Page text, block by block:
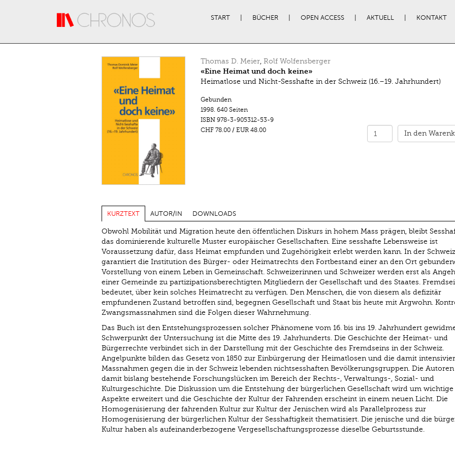
START BÜCHER OPEN ACCESS AKTUELL KONTAKT
Thomas D. Meier, Rolf Wolfensberger
«Eine Heimat und doch keine»
Heimatlose und Nicht-Sesshafte in der Schweiz (16.–19. Jahrhundert)
Gebunden
1998. 640 Seiten
ISBN 978-3-905312-53-9
CHF 78.00/ EUR 48.00 In den
KURZTEXT AUTOR/IN DOWNLOADS
Obwohl Mobilität und Migration heute den öffentlichen Diskurs in hohem Mass prägen, bleibt
das dominierende kulturelle Muster europäischer Gesellschaften. Eine sesshafte Lebensweise ist
Voraussetzung dafür, dass Heimat empfunden und Zugehörigkeit erlebt werden kann. In der Schweiz
garantiert die Institution des Bürger- oder Heimatrechts den Fortbestand einer an den Ort
Vorstellung von einem Leben in Gemeinschaft. Schweizerinnen und Schweizer werden erst als
einer Gemeinde zu partizipationsberechtigten Mitgliedern der Gesellschaft und des Staates.
bedeutet, über kein solches Heimatrecht zu verfügen. Den Menschen, die von diesem als defizitär
empfundenen Zustand betroffen sind, begegnen Gesellschaft und Staat bis heute mit Argwohn.
Zwangsmassnahmen sind die Folgen dieser Wahrnehmung.
Das Buch ist den Entstehungsprozessen solcher Phänomene vom 16. bis ins 19. Jahrhundert
Schwerpunkt der Untersuchung ist die Mitte des 19. Jahrhunderts. Die Geschichte der Heimat- und
Bürgerrechte verbindet sich in der Darstellung mit der Geschichte des Fremdseins in der Schweiz.
Angelpunkte bilden das Gesetz von 1850 zur Einbürgerung der Heimatlosen und die damit
Massnahmen gegen die in der Schweiz lebenden nichtsesshaften Bevölkerungsgruppen. Die
damit bislang bestehende Forschungslücken im Bereich der Rechts-, Verwaltungs-, Sozial- und
Kulturgeschichte. Die Diskussion um die Entstehung der bürgerlichen Gesellschaft wird um wichtige
Aspekte erweitert und die Geschichte der Kultur der Fahrenden erscheint in einem neuen Licht. Die
Homogenisierung der fahrenden Kultur zur Kultur der Jenischen wird als Parallelprozess zur
Homogenisierung der bürgerlichen Kultur der Sesshaftigkeit thematisiert. Die jenische und die
Kultur haben als aufeinanderbezogene Vergesellschaftungsprozesse dieselbe Geburtsstunde.